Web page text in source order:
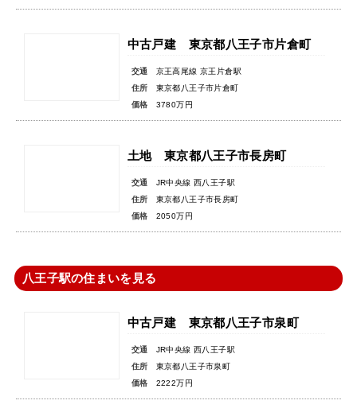
中古戸建 東京都八王子市片倉町
交通
京王高尾線 京王片倉駅
住所
東京都八王子市片倉町
価格
3780万円
土地 東京都八王子市長房町
交通
JR中央線 西八王子駅
住所
東京都八王子市長房町
価格
2050万円
八王子駅の住まいを見る
中古戸建 東京都八王子市泉町
交通
JR中央線 西八王子駅
住所
東京都八王子市泉町
価格
2222万円